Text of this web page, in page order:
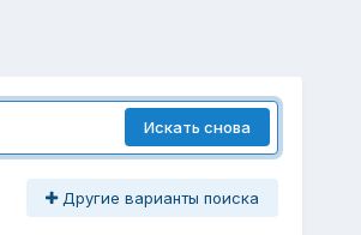
Искать снова
Другие варианты поиска